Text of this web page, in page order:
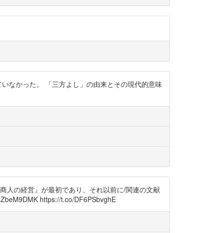
なかった。 「三方よし」の由来とその現代的意味
人の経営』が最初であり、それ以前に/関連の文献
https://t.co/DF6PSbvghE